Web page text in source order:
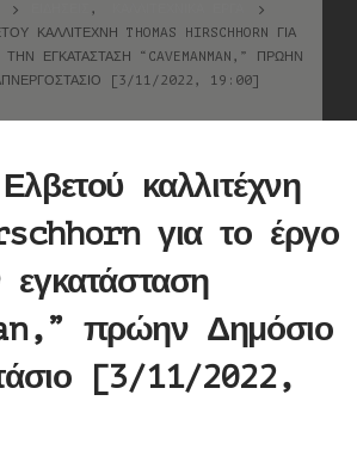
,
ΚΑΛΛΙΤΈΧΝΗ THOMAS HIRSCHHORN ΓΙΑ
ΕΓΚΑΤΆΣΤΑΣΗ “CAVEMANMAN,” ΠΡΏΗΝ
[3/11/2022, 19:00]
καλλιτέχνη
για το έργο
πρώην Δημόσιο
[3/11/2022,